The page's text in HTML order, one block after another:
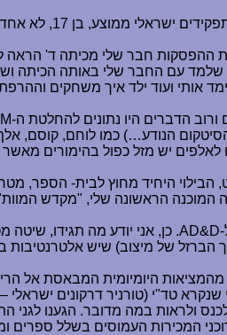
המייסדים" של התחביב בארץ אך גם לא זאטוט מתחיל.
חבר שלי מכיתה ד' הראה לי
שלמד עם החבר שלי באותה הכיתה
אותי ועוד ילד איך משחקים
הדברים היו נתונים להחלטת ה-
הנודע…) כמו לוחם, קוסם,
לאלפים יש מזל כפול בהימורים
הבילוי היחיד מחוץ לבית-
המוכנה הראשונה שלי, "מקדש
.AD&D כן, אני יודע מה תגידו,
של מיצוב) שיש אלטרנטיבות
טד"י (טורניר דרקונים ישראלי –
ולראות במה מדובר. הגענו לגני
המכירות העמוסים בשלל ספרים